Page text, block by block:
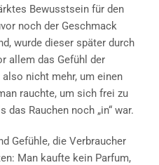
Bewusstsein für den
noch der Geschmack
wurde dieser später durch
allem das Gefühl der
nicht mehr, um einen
rauchte, um sich frei zu
Rauchen noch „in“ war.
Gefühle, die Verbraucher
Man kaufte kein Parfum,